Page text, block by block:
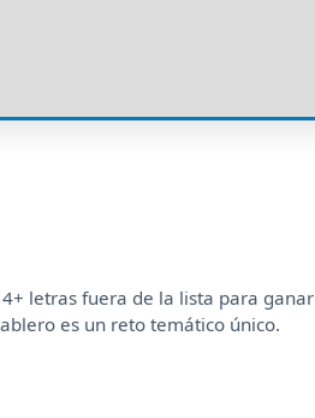
letras fuera de la lista para ganar
es un reto temático único.